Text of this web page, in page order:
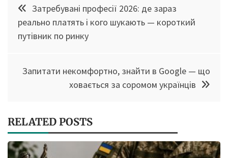
записів
Затребувані професії 2026: де зараз
реально платять і кого шукають — короткий
путівник по ринку
Запитати некомфортно, знайти в Google — що
ховається за соромом українців
RELATED POSTS